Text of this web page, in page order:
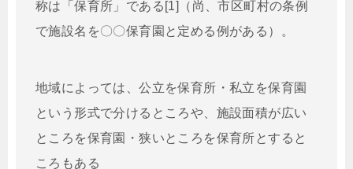
称は「保育所」である[1]（尚、市区町村の条例
で施設名を〇〇保育園と定める例がある）。
地域によっては、公立を保育所・私立を保育園
という形式で分けるところや、施設面積が広い
ところを保育園・狭いところを保育所とすると
ころもある